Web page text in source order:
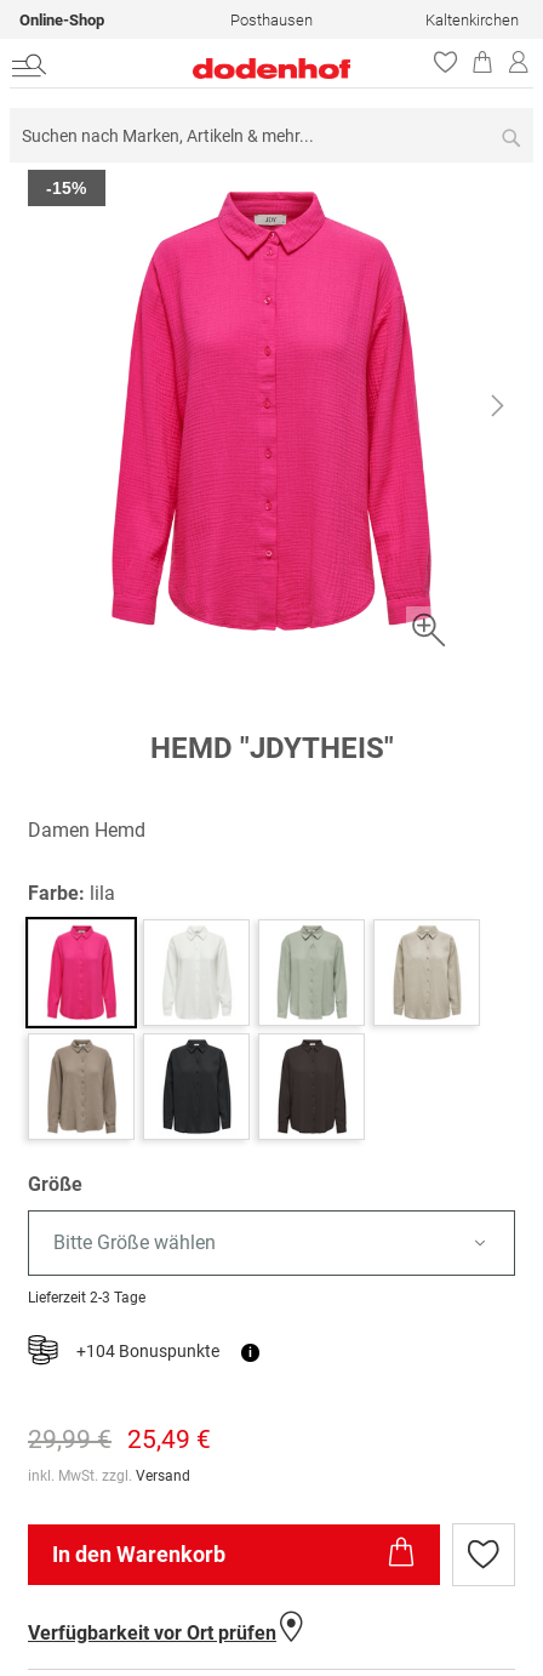
Online-Shop Posthausen Kaltenkirchen
Zum
Ende
-15%
springen
HEMD "JDYTHEIS"
Damen Hemd
Farbe: lila
Größe
Bitte Größe wählen
Lieferzeit 2-3 Tage
+104 Bonuspunkte i
29,99 € 25,49 €
inkl. MwSt. zzgl. Versand
In den Warenkorb
Zur
Verfügbarkeit vor Ort prüfen